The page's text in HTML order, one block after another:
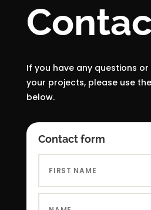
If you have any questions
your projects, please use
below.
Contact form